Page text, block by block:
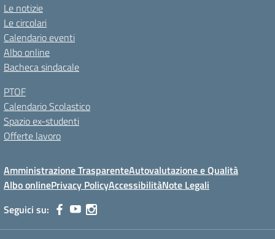
Le notizie
Le circolari
Calendario eventi
Albo online
Bacheca sindacale
PTOF
Calendario Scolastico
Spazio ex-studenti
Offerte lavoro
Amministrazione TrasparenteAutovalutazione e Qualità
Albo onlinePrivacy PolicyAccessibilitàNote Legali
Seguici su: